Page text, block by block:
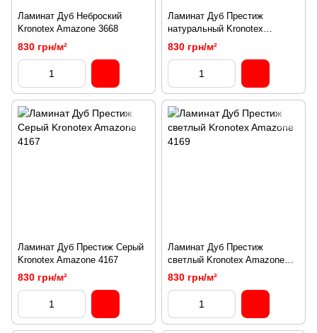
Ламинат Дуб Неброский
Kronotex Amazone 3668
830 грн/м²
Ламинат Дуб Престиж
натуральный Kronotex
Amazone 4166
830 грн/м²
Ламинат Дуб Престиж Cерый
Kronotex Amazone 4167
830 грн/м²
Ламинат Дуб Престиж
светлый Kronotex Amazone
4169
830 грн/м²